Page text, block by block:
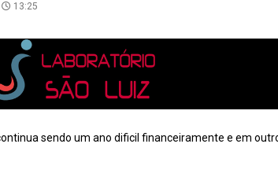
13:25
sendo um ano dificil financeiramente e em